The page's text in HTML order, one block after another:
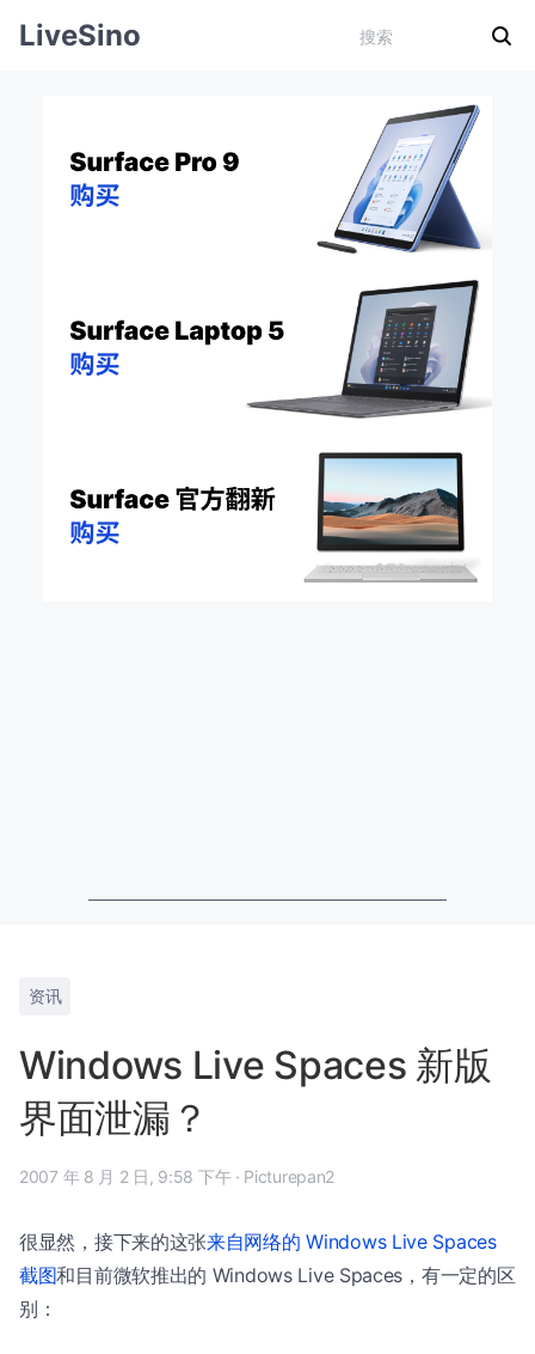
LiveSino
资讯
Windows Live Spaces 新版
界面泄漏？
2007 年 8 月 2 日, 9:58 下午 · Picturepan2
很显然，接下来的这张来自网络的 Windows Live Spaces
截图和目前微软推出的 Windows Live Spaces，有一定的区
别：